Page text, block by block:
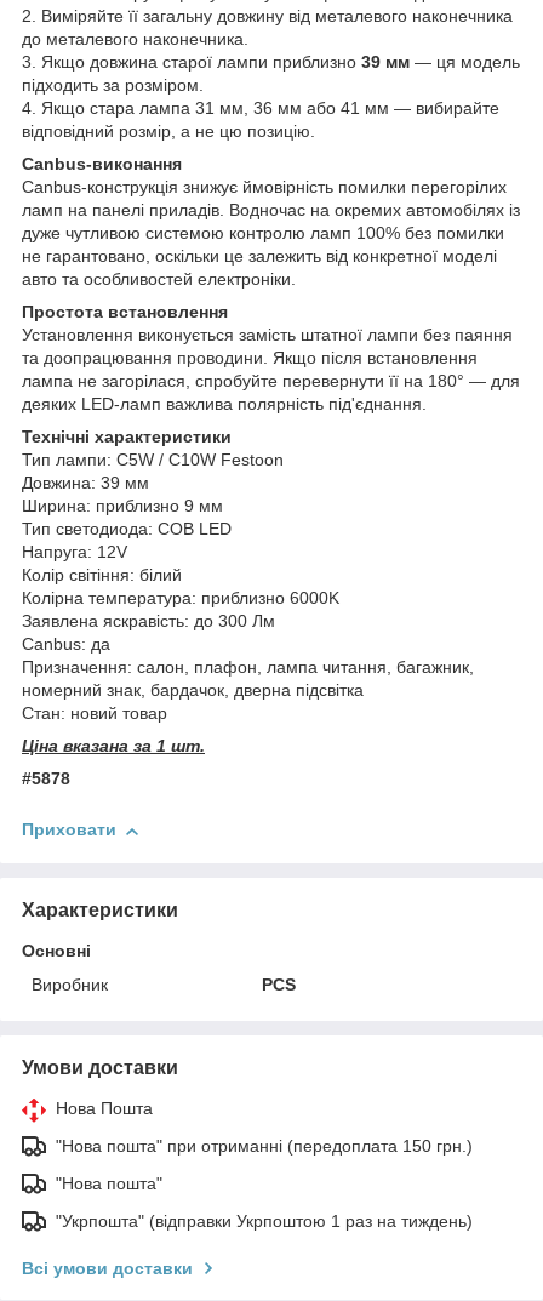
2. Виміряйте її загальну довжину від металевого наконечника
до металевого наконечника.
3. Якщо довжина старої лампи приблизно 39 мм — ця модель
підходить за розміром.
4. Якщо стара лампа 31 мм, 36 мм або 41 мм — вибирайте
відповідний розмір, а не цю позицію.
Canbus-виконання
Canbus-конструкція знижує ймовірність помилки перегорілих
ламп на панелі приладів. Водночас на окремих автомобілях із
дуже чутливою системою контролю ламп 100% без помилки
не гарантовано, оскільки це залежить від конкретної моделі
авто та особливостей електроніки.
Простота встановлення
Установлення виконується замість штатної лампи без паяння
та доопрацювання проводини. Якщо після встановлення
лампа не загорілася, спробуйте перевернути її на 180° — для
деяких LED-ламп важлива полярність під'єднання.
Технічні характеристики
Тип лампи: C5W / C10W Festoon
Довжина: 39 мм
Ширина: приблизно 9 мм
Тип светодиода: COB LED
Напруга: 12V
Колір світіння: білий
Колірна температура: приблизно 6000K
Заявлена яскравість: до 300 Лм
Canbus: да
Призначення: салон, плафон, лампа читання, багажник,
номерний знак, бардачок, дверна підсвітка
Стан: новий товар
Ціна вказана за 1 шт.
#5878
Приховати
Характеристики
Основні
Виробник
PCS
Умови доставки
Нова Пошта
"Нова пошта" при отриманні (передоплата 150 грн.)
"Нова пошта"
"Укрпошта" (відправки Укрпоштою 1 раз на тиждень)
Всі умови доставки